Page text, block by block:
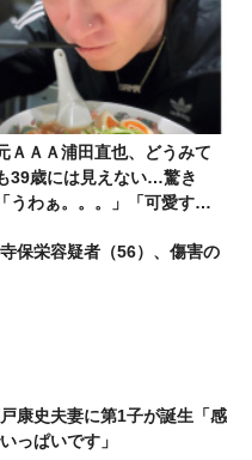
ＡＡＡ浦田直也、どうみて
39歳には見えない…驚き
「うわぁ。。。」「可愛すぎ
寺保栄容疑者（56）、傷害の
康史夫妻に第1子が誕生「感
っぱいです」